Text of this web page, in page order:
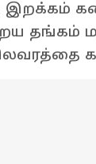
இறக்கம்
தங்கம்